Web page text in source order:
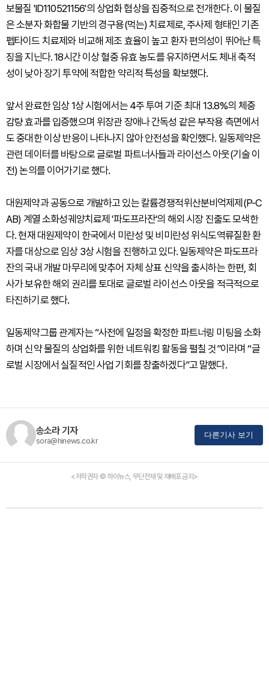
보물질 'ID110521156'의 상업화 협상을 집중적으로 전개한다. 이 물질
은 소분자 화합물 기반의 경구용(먹는) 치료제로, 주사제 형태인 기존
펩타이드 치료제와 비교해 제조 효율이 높고 환자 편의성이 뛰어난 특
징을 지닌다. 18시간 이상 혈중 유효 농도를 유지하면서도 체내 축적
성이 낮아 장기 투약에 적합한 약리적 특성을 확보했다.
앞서 완료한 임상 1상 시험에서는 4주 투여 기준 최대 13.8%의 체중
감량 효과를 입증했으며 위장관 장애나 간독성 같은 부작용 측면에서
도 중대한 이상 반응이 나타나지 않아 안전성을 확인했다. 일동제약은
관련 데이터를 바탕으로 글로벌 파트너사들과 라이선스 아웃(기술 이
전) 논의를 이어가기로 했다.
대원제약과 공동으로 개발하고 있는 칼륨경쟁적위산분비억제제(P-C
AB) 계열 소화성궤양치료제 '파도프라잔'의 해외 시장 진출도 모색한
다. 현재 대원제약이 한국에서 미란성 및 비미란성 위식도역류질환 환
자를 대상으로 임상 3상 시험을 진행하고 있다. 일동제약은 파도프라
잔의 국내 개발 마무리에 맞추어 자체 상표 신약을 출시하는 한편, 회
사가 보유한 해외 권리를 토대로 글로벌 라이선스 아웃을 적극적으로
타진하기로 했다.
일동제약그룹 관계자는 “사전에 일정을 확정한 파트너링 미팅을 소화
하며 신약 물질의 상업화를 위한 네트워킹 활동을 펼칠 것”이라며 “글
로벌 시장에서 실질적인 사업 기회를 창출하겠다”고 말했다.
송소라 기자
sora@hinews.co.kr
다른기사 보기
<저작권자 © 하이뉴스, 무단전재 및 재배포 금지>